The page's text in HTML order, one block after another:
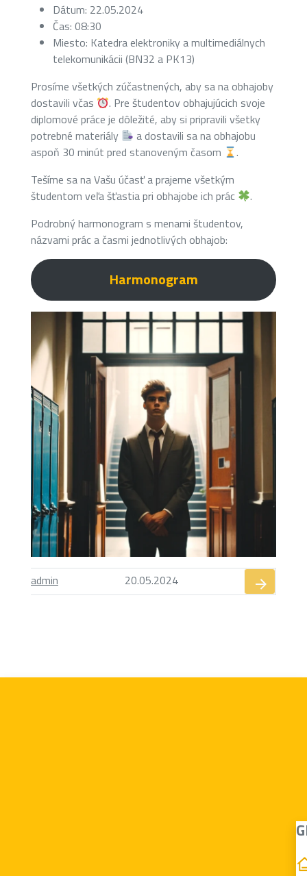
Dátum: 22.05.2024
Čas: 08:30
Miesto: Katedra elektroniky a multimediálnych
telekomunikácii (BN32 a PK13)
Prosíme všetkých zúčastnených, aby sa na obhajoby
dostavili včas
. Pre študentov obhajujúcich svoje
diplomové práce je dôležité, aby si pripravili všetky
potrebné materiály
a dostavili sa na obhajobu
aspoň 30 minút pred stanoveným časom
.
Tešíme sa na Vašu účasť a prajeme všetkým
študentom veľa šťastia pri obhajobe ich prác
.
Podrobný harmonogram s menami študentov,
názvami prác a časmi jednotlivých obhajob:
Harmonogram
admin 20.05.2024